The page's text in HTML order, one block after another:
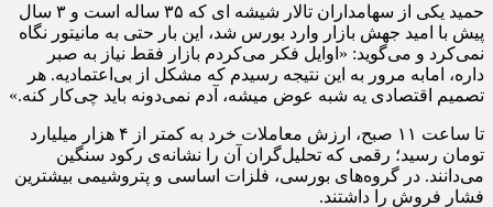
حمید یکی از سهامداران تالار شیشه ای که ۳۵ ساله‌ است و ۳ سال
پیش با امید جهش بازار وارد بورس شد، این‌ بار حتی به مانیتور نگاه
نمی‌کرد و می‌گوید: «اوایل فکر می‌کردم بازار فقط نیاز به صبر
داره، امابه مرور به این نتیجه رسیدم که مشکل از بی‌اعتمادیه. هر
تصمیم اقتصادی یه‌ شبه عوض میشه، آدم نمی‌دونه باید چی‌کار کنه.»
تا ساعت ۱۱ صبح، ارزش معاملات خرد به کمتر از ۴ هزار میلیارد
تومان رسید؛ رقمی که تحلیل‌گران آن را نشانه‌ی رکود سنگین
می‌دانند. در گروه‌های بورسی، فلزات اساسی و پتروشیمی بیشترین
فشار فروش را داشتند.